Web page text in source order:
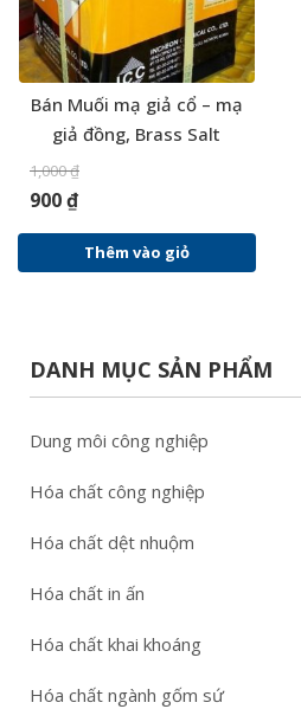
Bán Muối mạ giả cổ – mạ
giả đồng, Brass Salt
1,000₫
900₫
Thêm vào giỏ
DANH MỤC SẢN PHẨM
Dung môi công nghiệp
Hóa chất công nghiệp
Hóa chất dệt nhuộm
Hóa chất in ấn
Hóa chất khai khoáng
Hóa chất ngành gốm sứ